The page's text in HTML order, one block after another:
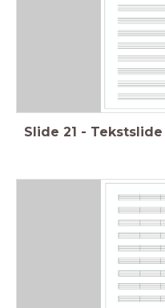
Slide 21 - Tekstslide